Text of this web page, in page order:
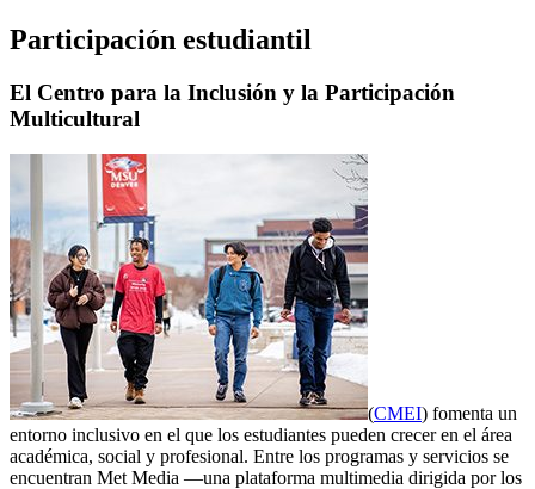
Participación estudiantil
El Centro para la Inclusión y la Participación
Multicultural
(CMEI) fomenta un
entorno inclusivo en el que los estudiantes pueden crecer en el área
académica, social y profesional. Entre los programas y servicios se
encuentran Met Media —una plataforma multimedia dirigida por los